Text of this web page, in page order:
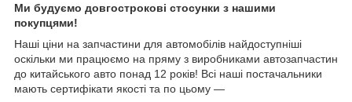
Ми будуємо довгострокові стосунки з нашими
покупцями!
Наші ціни на запчастини для автомобілів найдоступніші
оскільки ми працюємо на пряму з виробниками автозапчастин
до китайського авто понад 12 років! Всі наші постачальники
мають сертифікати якості та по цьому —